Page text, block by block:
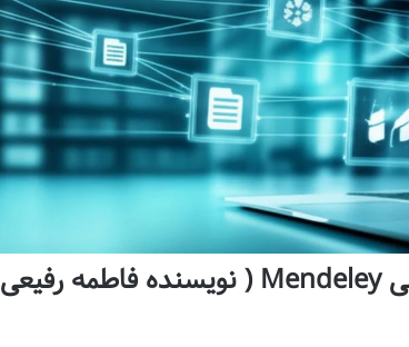
خلاصه کتاب آشنایی با نرم افزار مندلی Mendeley ( نویسنده فاطمه رفیعی